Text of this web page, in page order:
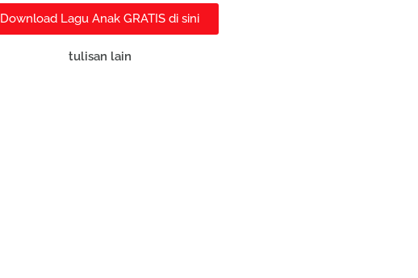
Download Lagu Anak GRATIS di sini
tulisan lain